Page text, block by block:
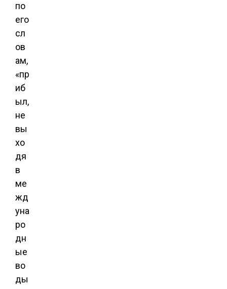
по
его
сл
ов
ам,
«пр
иб
ыл,
не
вы
хо
дя
в
ме
жд
уна
ро
дн
ые
во
ды